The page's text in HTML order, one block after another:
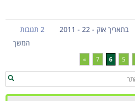
בתאריך אוק - 22 - 2011
2 תגובות
המשך
5
6
7
»